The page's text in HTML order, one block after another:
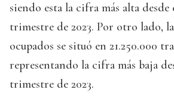
siendo esta la cifra más alta
trimestre de 2023. Por otro lado,
ocupados se situó en 21.250.000
representando la cifra más baja
trimestre de 2023.